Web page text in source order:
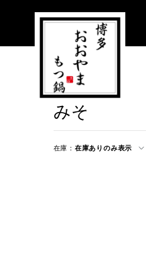
みそ
在庫： 在庫ありのみ表示